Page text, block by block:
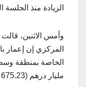
الزيادة منذ الجلسة
وأمس الاثنين، قالت
مليار درهم (675.23 مليون دولار).